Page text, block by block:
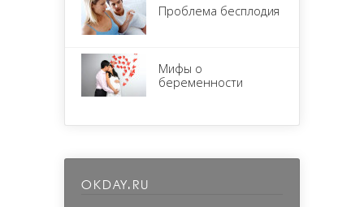
Проблема бесплодия
Мифы о
беременности
okday.ru